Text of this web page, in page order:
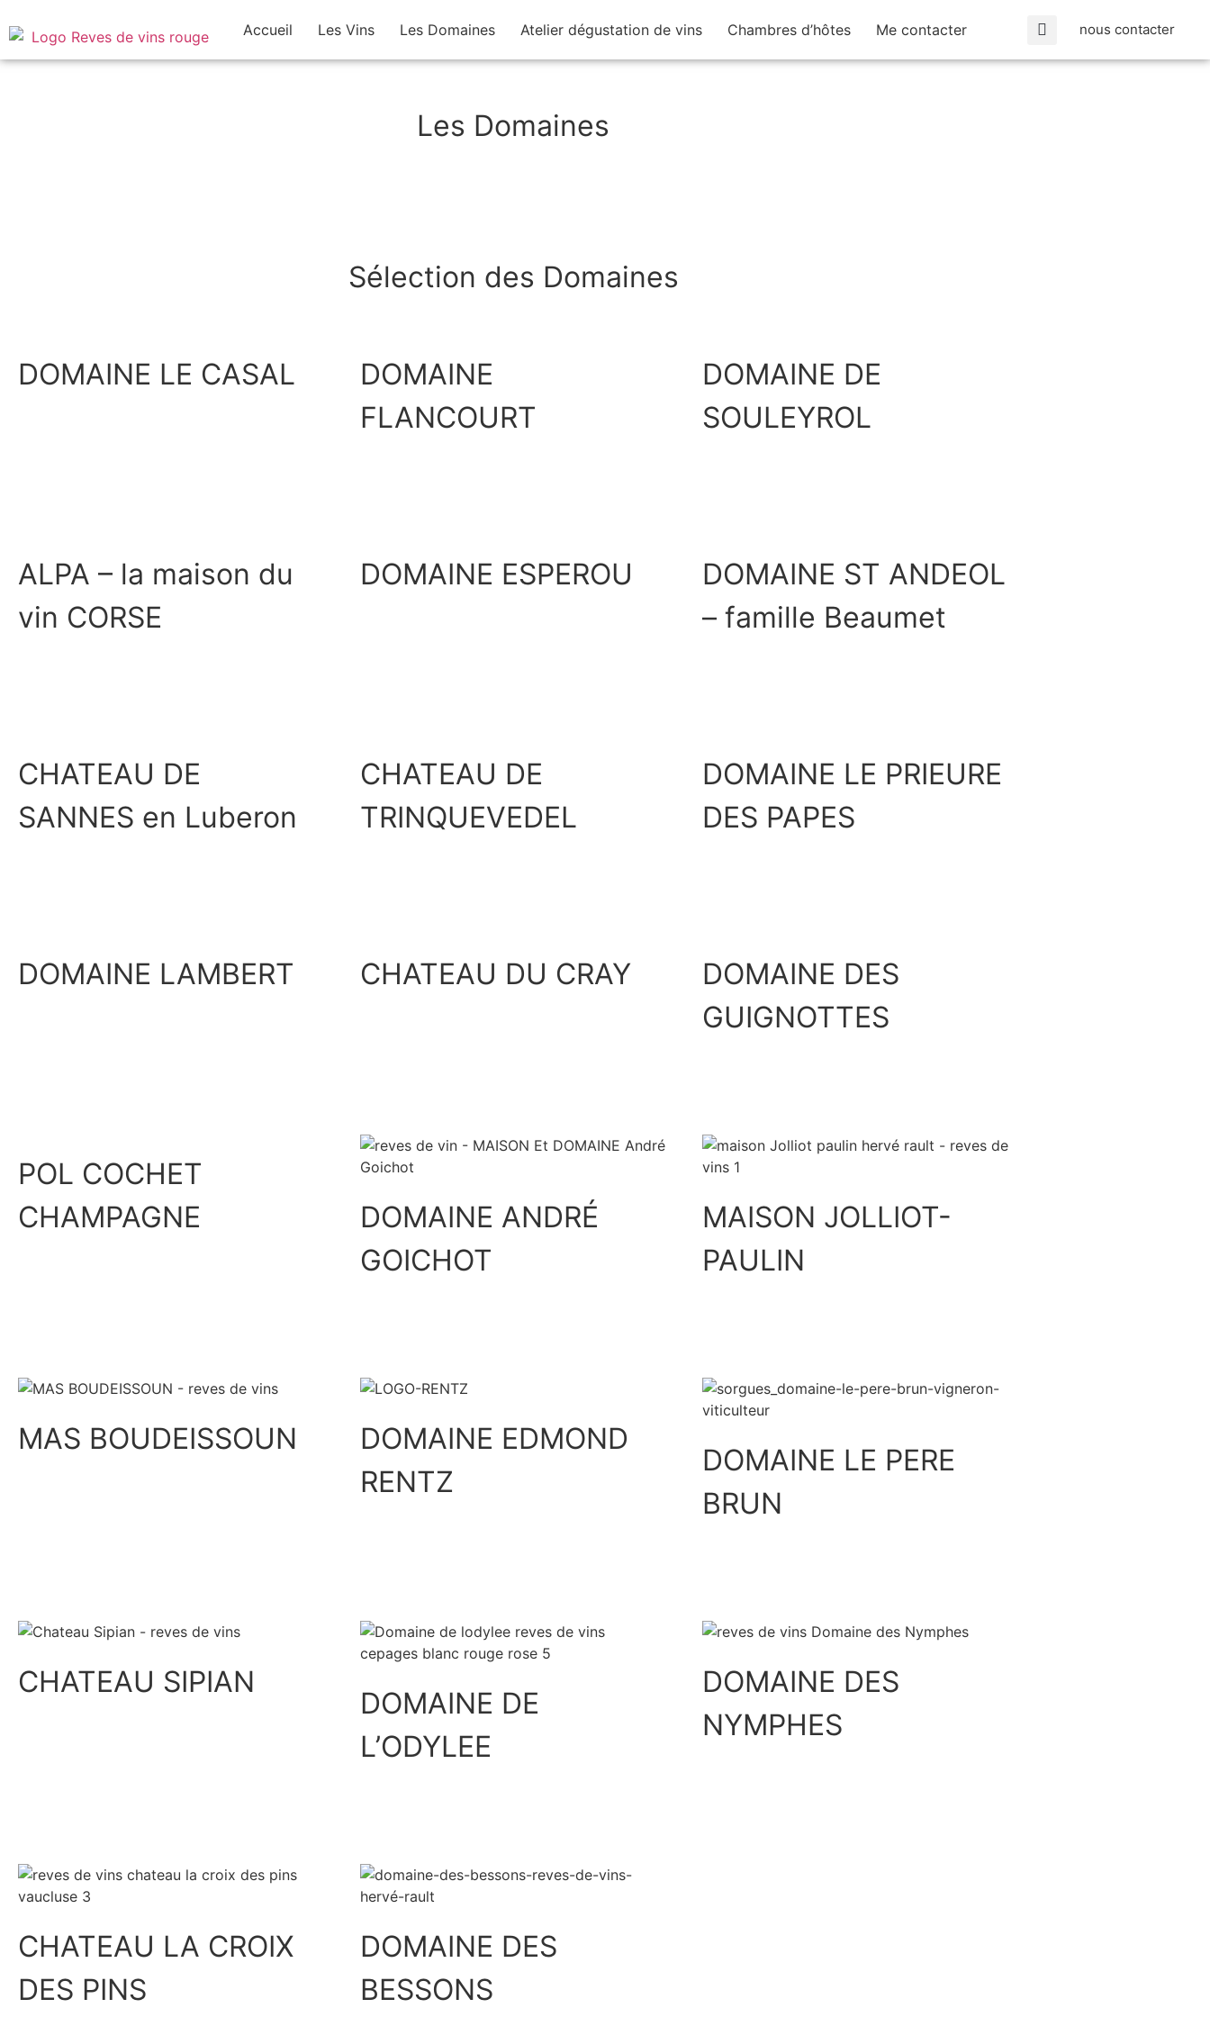
Accueil Les Vins Les Domaines Atelier dégustation de vins Chambres d’hôtes Me contacter nous contacter
Les Domaines
Sélection des Domaines
DOMAINE LE CASAL
DOMAINE
FLANCOURT
DOMAINE DE
SOULEYROL
ALPA – la maison du
vin CORSE
DOMAINE ESPEROU
DOMAINE ST ANDEOL
– famille Beaumet
CHATEAU DE
SANNES en Luberon
CHATEAU DE
TRINQUEVEDEL
DOMAINE LE PRIEURE
DES PAPES
DOMAINE LAMBERT CHATEAU DU CRAY
DOMAINE DES
GUIGNOTTES
POL COCHET
CHAMPAGNE
DOMAINE ANDRÉ
GOICHOT
MAISON JOLLIOT-
PAULIN
MAS BOUDEISSOUN
DOMAINE EDMOND
RENTZ
DOMAINE LE PERE
BRUN
CHATEAU SIPIAN
DOMAINE DE
L’ODYLEE
DOMAINE DES
NYMPHES
CHATEAU LA CROIX
DES PINS
DOMAINE DES
BESSONS